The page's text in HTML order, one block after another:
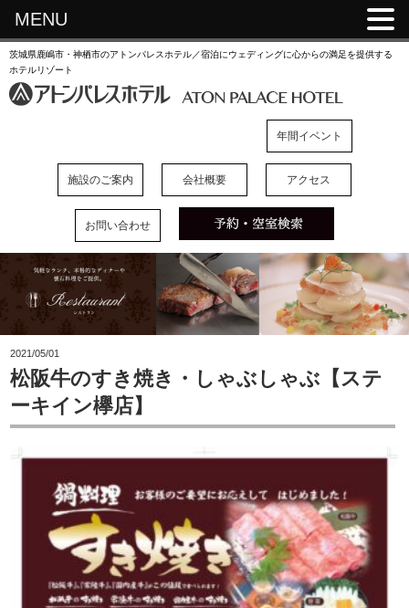
茨城県鹿嶋市・神栖市のアトンパレスホテル／宿泊にウェディングに心からの満足を提供する
ホテルリゾート
年間イベント
施設のご案内 会社概要 アクセス
お問い合わせ
2021/05/01
松阪牛のすき焼き・しゃぶしゃぶ【ステ
ーキイン欅店】
MENU